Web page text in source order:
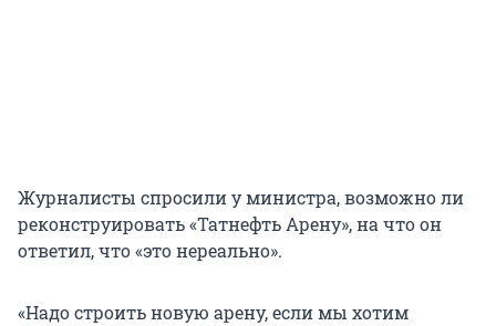
Журналисты спросили у министра, возможно ли
реконструировать «Татнефть Арену», на что он
ответил, что «это нереально».
«Надо строить новую арену, если мы хотим